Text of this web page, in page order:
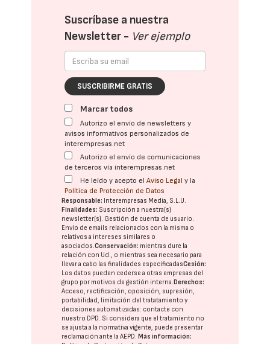
Suscríbase a nuestra
Newsletter - Ver ejemplo
SUSCRIBIRME GRATIS
Marcar todos
Autorizo el envío de newsletters y
avisos informativos personalizados de
interempresas.net
Autorizo el envío de comunicaciones
de terceros vía interempresas.net
He leído y acepto elAviso Legal y la
Política de Protección de Datos
Responsable: Interempresas Media, S.L.U.
Finalidades: Suscripción a nuestra(s)
newsletter(s). Gestión de cuenta de usuario.
Envío de emails relacionados con la misma o
relativos a intereses similares o
asociados.Conservación: mientras dure la
relación con Ud., o mientras sea necesario para
llevar a cabo las finalidades especificadasCesión:
Los datos pueden cederse a otras empresas del
grupo por motivos de gestión interna. Derechos:
Acceso, rectificación, oposición, supresión,
portabilidad, limitación del tratatamiento y
decisiones automatizadas: contacte con
nuestro DPD. Si considera que el tratamiento no
se ajusta a la normativa vigente, puede presentar
reclamación ante laAEPD. Más información: